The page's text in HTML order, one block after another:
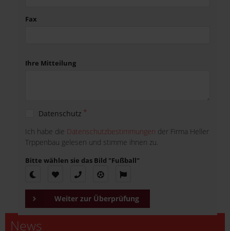
Fax
Ihre Mitteilung
Datenschutz
Ich habe die Datenschutzbestimmungen der Firma Heller
Trppenbau gelesen und stimme ihnen zu.
Bitte wählen sie das Bild "Fußball"
Weiter zur Überprüfung
News